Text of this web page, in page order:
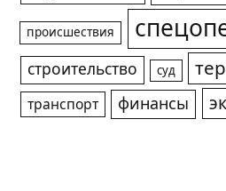
происшествия
строительство суд
транспорт финансы